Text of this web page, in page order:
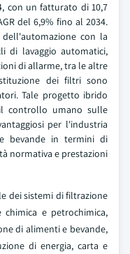
con un fatturato di 10,7
del 6,9% fino al 2034.
con la
di lavaggio automatici,
di allarme, tra le altre
dei filtri sono
Tale progetto ibrido
controllo umano sulle
per l'industria
bevande in termini di
normativa e prestazioni
dei sistemi di filtrazione
e petrochimica,
di alimenti e bevande,
di energia, carta e